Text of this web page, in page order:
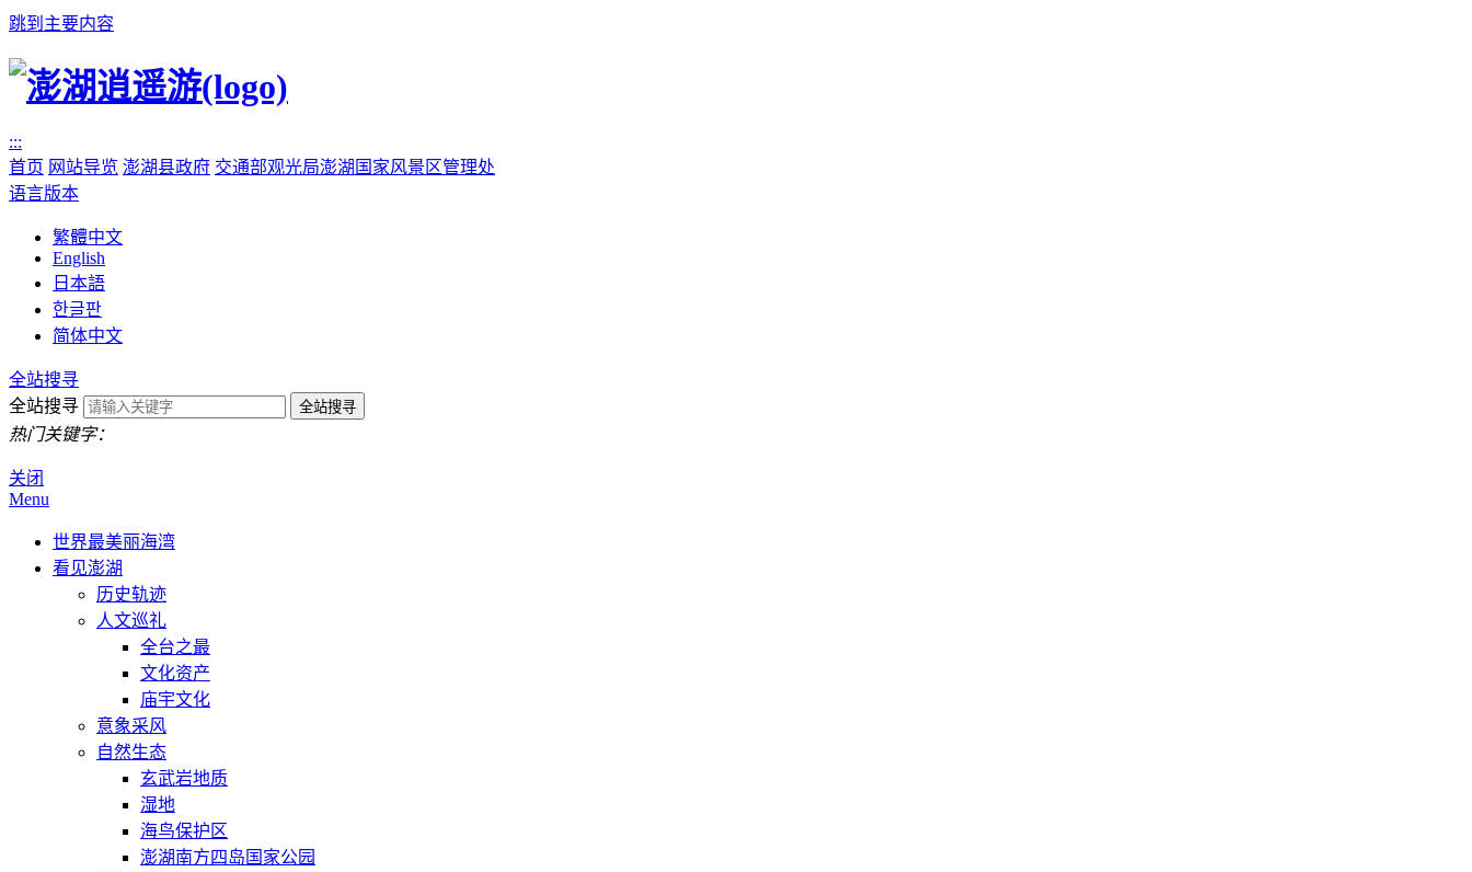
跳到主要内容
:::
首页 网站导览 澎湖县政府 交通部观光局澎湖国家风景区管理处
语言版本
繁體中文
English
日本語
한글판
简体中文
全站搜寻
全站搜寻
热门关键字：
关闭
Menu
世界最美丽海湾
看见澎湖
历史轨迹
人文巡礼
全台之最
文化资产
庙宇文化
意象采风
自然生态
玄武岩地质
湿地
海鸟保护区
澎湖南方四岛国家公园